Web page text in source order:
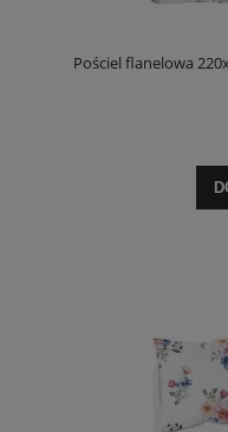
Pościel flanelowa